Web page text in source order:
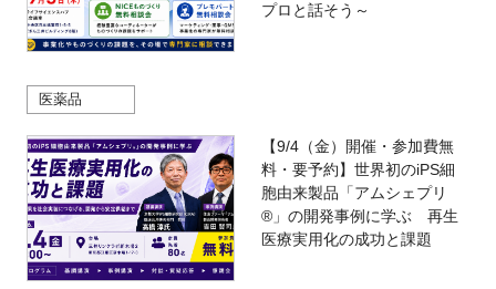
プロと話そう～
医薬品
【9/4（金）開催・参加費無
料・要予約】世界初のiPS細
胞由来製品「アムシェプリ
®」の開発事例に学ぶ 再生
医療実用化の成功と課題